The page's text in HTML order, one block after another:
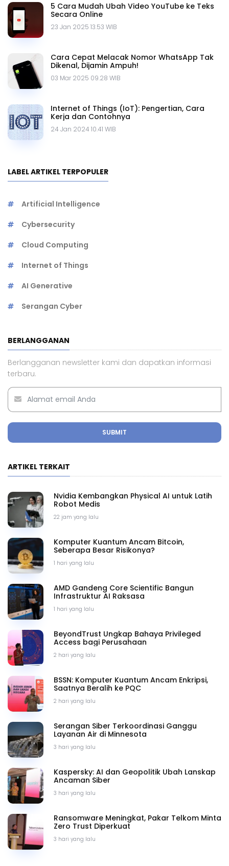
5 Cara Mudah Ubah Video YouTube ke Teks
Secara Online
23 Jan 2025 13.53 WIB
Cara Cepat Melacak Nomor WhatsApp Tak
Dikenal, Dijamin Ampuh!
03 Mar 2025 09.28 WIB
Internet of Things (IoT): Pengertian, Cara
Kerja dan Contohnya
24 Jan 2024 10.41 WIB
LABEL ARTIKEL TERPOPULER
Artificial Intelligence
Cybersecurity
Cloud Computing
Internet of Things
AI Generative
Serangan Cyber
BERLANGGANAN
Berlangganan newsletter kami dan dapatkan informasi
terbaru.
SUBMIT
ARTIKEL TERKAIT
22 jam yang lalu
Nvidia Kembangkan Physical AI untuk Latih
Robot Medis
1 hari yang lalu
Komputer Kuantum Ancam Bitcoin,
Seberapa Besar Risikonya?
1 hari yang lalu
AMD Gandeng Core Scientific Bangun
Infrastruktur AI Raksasa
2 hari yang lalu
BeyondTrust Ungkap Bahaya Privileged
Access bagi Perusahaan
2 hari yang lalu
BSSN: Komputer Kuantum Ancam Enkripsi,
Saatnya Beralih ke PQC
3 hari yang lalu
Serangan Siber Terkoordinasi Ganggu
Layanan Air di Minnesota
3 hari yang lalu
Kaspersky: AI dan Geopolitik Ubah Lanskap
Ancaman Siber
3 hari yang lalu
Ransomware Meningkat, Pakar Telkom Minta
Zero Trust Diperkuat